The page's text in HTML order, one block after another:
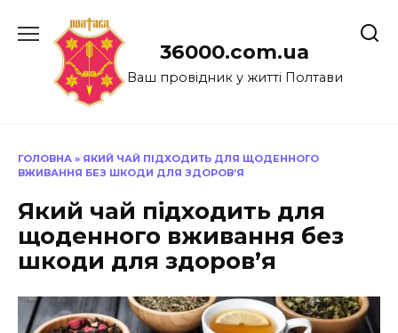
до
36000.com.ua
Ваш провідник у житті Полтави
ГОЛОВНА » ЯКИЙ ЧАЙ ПІДХОДИТЬ ДЛЯ ЩОДЕННОГО
ВЖИВАННЯ БЕЗ ШКОДИ ДЛЯ ЗДОРОВ’Я
Який чай підходить для
щоденного вживання без
шкоди для здоров’я